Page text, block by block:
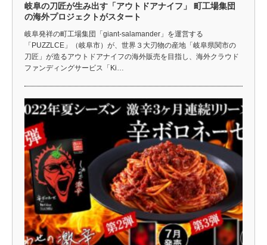
岐阜の刀匠が生み出す「アウトドアナイフ」 町工場集団
の海外プロジェクトがスタート
岐阜発祥の町工場集団「giant-salamander」を運営する
「PUZZLCE」（岐阜市）が、世界３大刃物の産地「岐阜県関市の
刀匠」が造るアウトドアナイフの海外販売を目指し、海外クラウド
ファンディングサービス「Ki…